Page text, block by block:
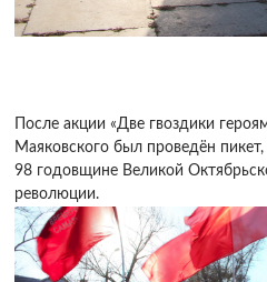
После акции «Две гвоздики
Маяковского был проведён
98 годовщине Великой
революции.